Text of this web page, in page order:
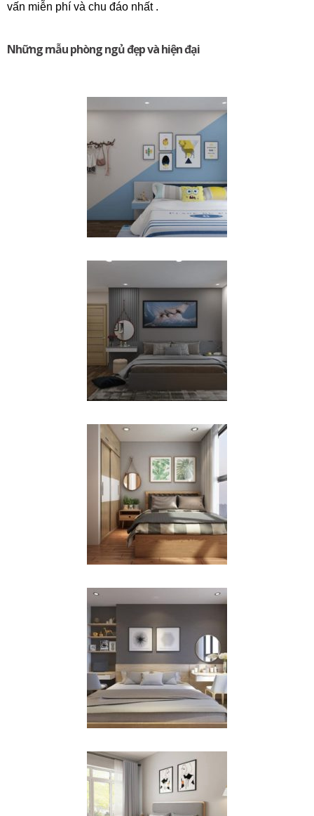
vấn miễn phí và chu đáo nhất .
Những mẫu phòng ngủ đẹp và hiện đại